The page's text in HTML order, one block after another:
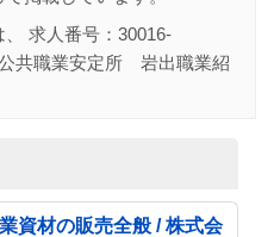
求人番号： 30016-
共職業安定所 岩出職業紹
資材の販売全般 / 株式会